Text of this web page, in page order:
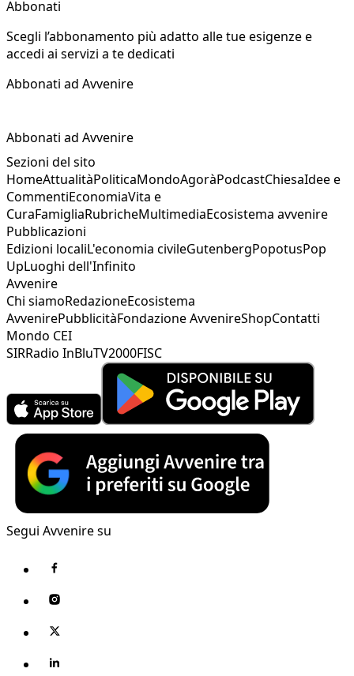
Abbonati
Scegli l’abbonamento più adatto alle tue esigenze e
accedi ai servizi a te dedicati
Abbonati ad Avvenire
Abbonati ad Avvenire
Sezioni del sito
HomeAttualitàPoliticaMondoAgoràPodcastChiesaIdee e
CommentiEconomiaVita e
CuraFamigliaRubricheMultimediaEcosistema avvenire
Pubblicazioni
Edizioni localiL'economia civileGutenbergPopotusPop
UpLuoghi dell'Infinito
Avvenire
Chi siamoRedazioneEcosistema
AvvenirePubblicitàFondazione AvvenireShopContatti
Mondo CEI
SIRRadio InBluTV2000FISC
Segui Avvenire su